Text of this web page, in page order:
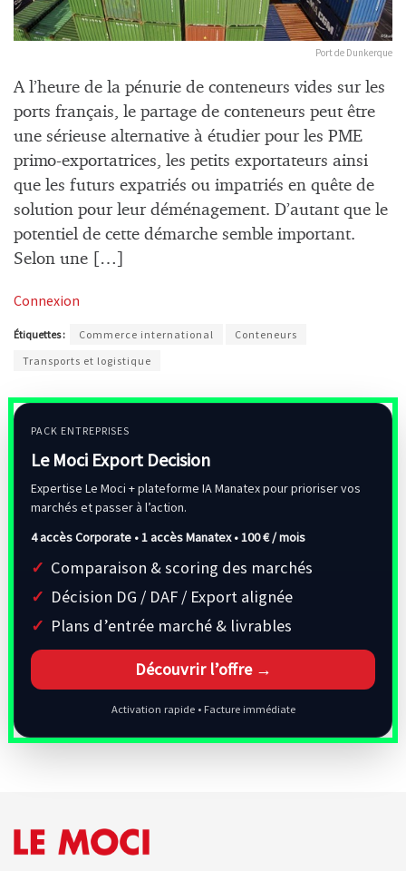
Port de Dunkerque
A l’heure de la pénurie de conteneurs vides sur les
ports français, le partage de conteneurs peut être
une sérieuse alternative à étudier pour les PME
primo-exportatrices, les petits exportateurs ainsi
que les futurs expatriés ou impatriés en quête de
solution pour leur déménagement. D’autant que le
potentiel de cette démarche semble important.
Selon une […]
Connexion
Étiquettes : Commerce international
Conteneurs
Transports et logistique
PACK ENTREPRISES
Le Moci Export Decision
Expertise Le Moci + plateforme IA Manatex pour prioriser vos
marchés et passer à l’action.
4 accès Corporate • 1 accès Manatex •100 € / mois
Comparaison & scoring des marchés
Décision DG / DAF / Export alignée
Plans d’entrée marché & livrables
Découvrir l’offre →
Activation rapide • Facture immédiate